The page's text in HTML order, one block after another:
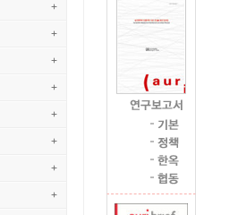
+
+
+
+
+
+
+
+